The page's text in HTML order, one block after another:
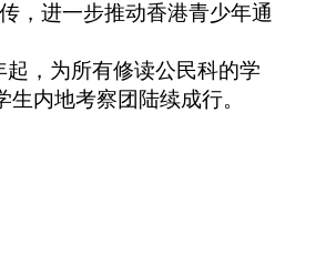
，进一步推动香港青少年通
，为所有修读公民科的学
内地考察团陆续成行。